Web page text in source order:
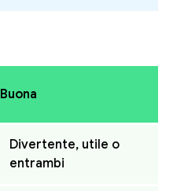
Buona
Divertente, utile o
entrambi